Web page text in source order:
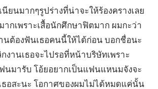
ยนมากๆรูปร่างที่น่าจะให้ร้องครางเลย
กเพราะเสื้อนักศึกษาฟิตมาก ผมกะว่า
นต้องฟันเธอคนนี้ให้ได้ก่อน บอกชื่อนะ
งานเธอจะไปรอที่หน้าบริษัทเพราะ
นมารับ โอ้ยอยากเป็นแฟนแหนมจังจะ
ธอสะนะ โอกาศของผมไม่ได้หมดแค่นั้น